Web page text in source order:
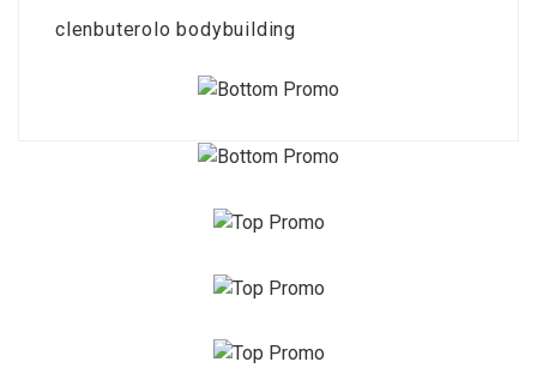
clenbuterolo bodybuilding